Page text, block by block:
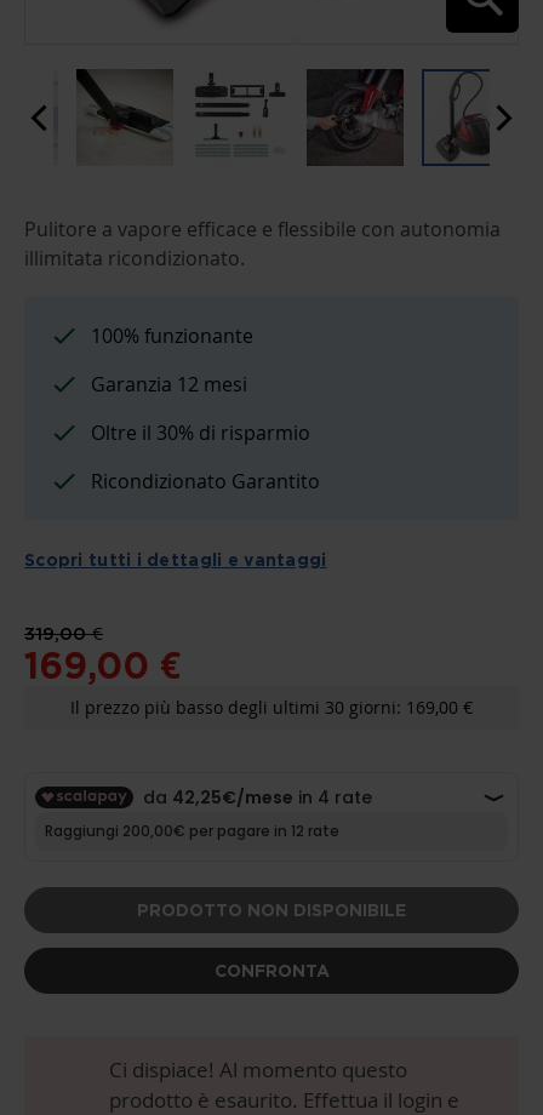
TO
THE
BEGINNING
IMAGES
GALLERY
Pulitore a vapore efficace e flessibile con autonomia
illimitata ricondizionato.
100% funzionante
Garanzia 12 mesi
Oltre il 30% di risparmio
Ricondizionato Garantito
Scopri tutti i dettagli e vantaggi
169,00 €
319,00 €
Il prezzo più basso degli ultimi 30 giorni: 169,00 €
PRODOTTO NON DISPONIBILE
CONFRONTA
Ci dispiace! Al momento questo
prodotto è esaurito. Effettua il login e